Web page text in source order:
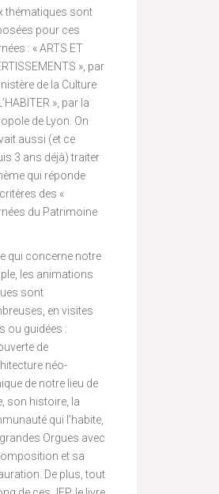
thématiques sont
pour ces
: « ARTS ET
», par
de la Culture
», par la
de Lyon. On
aussi (et ce
3 ans déjà) traiter
qui réponde
des «
du Patrimoine
qui concerne notre
les animations
sont
en visites
ou guidées :
de
néo-
de notre lieu de
son histoire, la
qui l’habite,
Orgues avec
et sa
De plus, tout